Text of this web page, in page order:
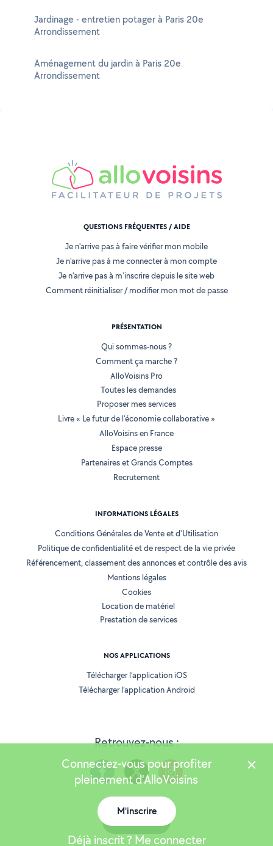
Jardinage - entretien potager à Paris 20e
Arrondissement
Aménagement du jardin à Paris 20e
Arrondissement
Retrouvez-nous :
QUESTIONS FRÉQUENTES / AIDE
Je n'arrive pas à faire vérifier mon mobile
Je n'arrive pas à me connecter à mon compte
Je n'arrive pas à m'inscrire depuis le site web
Comment réinitialiser / modifier mon mot de passe
PRÉSENTATION
Qui sommes-nous ?
Comment ça marche ?
AlloVoisins Pro
Toutes les demandes
Proposer mes services
Livre « Le futur de l'économie collaborative »
AlloVoisins en France
Espace presse
Partenaires et Grands Comptes
Recrutement
INFORMATIONS LÉGALES
Conditions Générales de Vente et d'Utilisation
Politique de confidentialité et de respect de la vie privée
Référencement, classement des annonces et contrôle des avis
Mentions légales
Cookies
Location de matériel
Prestation de services
NOS APPLICATIONS
Télécharger l’application iOS
Télécharger l’application Android
Version 25.5.3
Connectez-vous pour profiter
pleinement d'AlloVoisins
M'inscrire
Déjà inscrit ? Me connecter